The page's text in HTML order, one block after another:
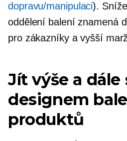
dopravu/manipulaci).
oddělení balení znamená
pro zákazníky a vyšší
Jít výše a dále
designem
produktů